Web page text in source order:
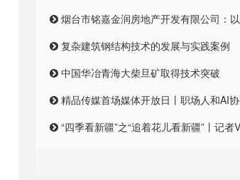
烟台市铭嘉金润房地产开发有限公司：以品质筑梦，引领未来居住新
复杂建筑钢结构技术的发展与实践案例
中国华冶青海大柴旦矿取得技术突破
精品传媒首场媒体开放日丨职场人和AI协同合作，是一种怎样的体
“四季看新疆”之“追着花儿看新疆”丨记者Vlog:记者在和田直播带货艾德莱斯,首秀